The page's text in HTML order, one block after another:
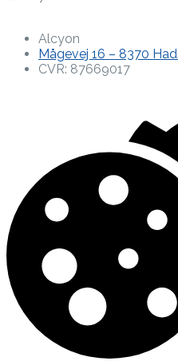
Alcyon
Mågevej 16 – 8370
CVR: 87669017